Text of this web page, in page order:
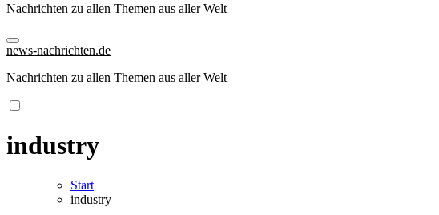
Nachrichten zu allen Themen aus aller Welt
news-nachrichten.de
Nachrichten zu allen Themen aus aller Welt
industry
Start
industry